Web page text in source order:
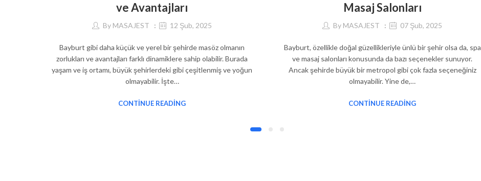
ve Avantajları
By MASAJEST 12 Şub, 2025
Bayburt gibi daha küçük ve yerel bir şehirde masöz olmanın
zorlukları ve avantajları farklı dinamiklere sahip olabilir. Burada
yaşam ve iş ortamı, büyük şehirlerdeki gibi çeşitlenmiş ve yoğun
olmayabilir. İşte…
CONTINUE READING
Masaj Salonları
By MASAJEST 07 Şub, 2025
Bayburt, özellikle doğal güzellikleriyle ünlü bir şehir olsa da, spa
ve masaj salonları konusunda da bazı seçenekler sunuyor.
Ancak şehirde büyük bir metropol gibi çok fazla seçeneğiniz
olmayabilir. Yine de,…
CONTINUE READING